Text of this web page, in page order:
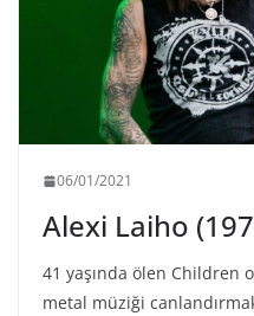
06/01/2021
Alexi Laiho
41 yaşında ölen Children
metal müziği